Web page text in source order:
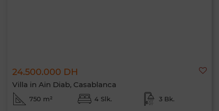
24.500.000 DH
Villa in Ain Diab, Casablanca
750 m² 4 Slk. 3 Bk.